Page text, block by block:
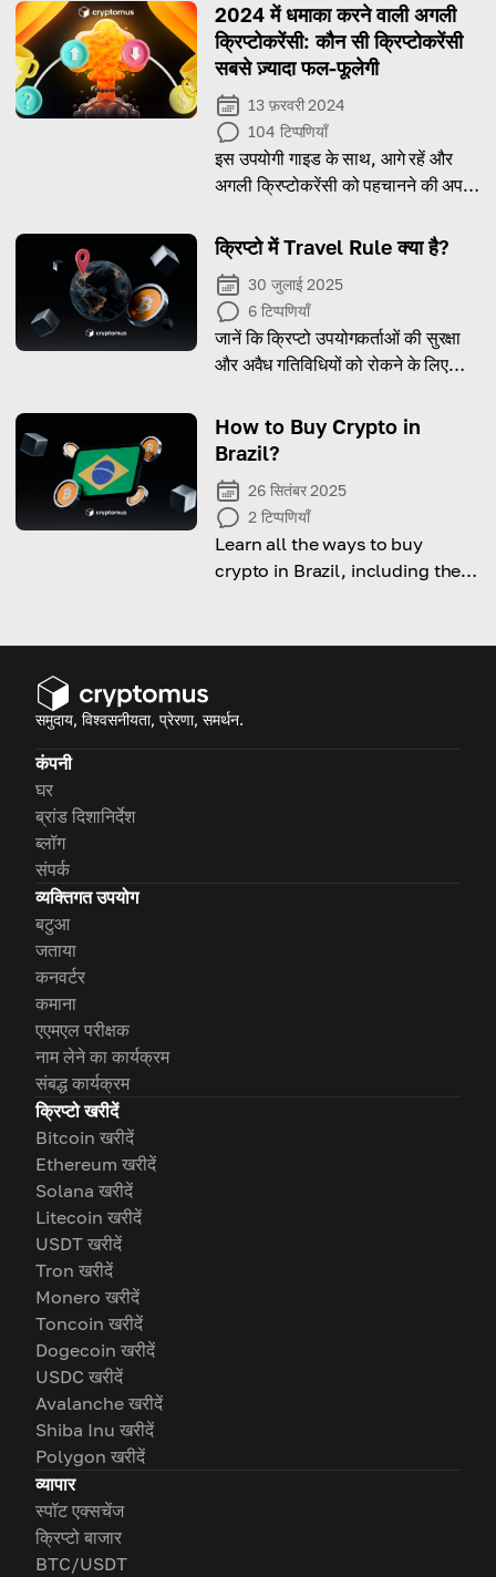
2024 में धमाका करने वाली अगली
क्रिप्टोकरेंसी: कौन सी क्रिप्टोकरेंसी
सबसे ज़्यादा फल-फूलेगी
13 फ़रवरी 2024
104 टिप्पणियाँ
इस उपयोगी गाइड के साथ, आगे रहें और
अगली क्रिप्टोकरेंसी को पहचानने की अपनी
क्रिप्टो में Travel Rule क्या है?
30 जुलाई 2025
6 टिप्पणियाँ
जानें कि क्रिप्टो उपयोगकर्ताओं की सुरक्षा
और अवैध गतिविधियों को रोकने के लिए
How to Buy Crypto in
Brazil?
26 सितंबर 2025
2 टिप्पणियाँ
Learn all the ways to buy
crypto in Brazil, including the
to do it.
समुदाय, विश्वसनीयता, प्रेरणा, समर्थन.
कंपनी
घर
ब्रांड दिशानिर्देश
ब्लॉग
संपर्क
व्यक्तिगत उपयोग
बटुआ
जताया
कनवर्टर
कमाना
एएमएल परीक्षक
नाम लेने का कार्यक्रम
संबद्ध कार्यक्रम
क्रिप्टो खरीदें
Bitcoin खरीदें
Ethereum खरीदें
Solana खरीदें
Litecoin खरीदें
USDT खरीदें
Tron खरीदें
Monero खरीदें
Toncoin खरीदें
Dogecoin खरीदें
USDC खरीदें
Avalanche खरीदें
Shiba Inu खरीदें
Polygon खरीदें
व्यापार
स्पॉट एक्सचेंज
क्रिप्टो बाजार
BTC/USDT